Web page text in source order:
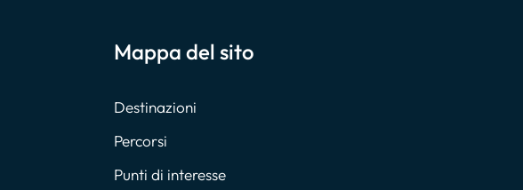
Mappa del sito
Destinazioni
Percorsi
Punti di interesse